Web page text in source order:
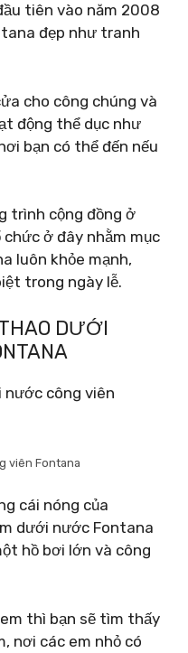
tiên vào năm 2008
đẹp như tranh
cho công chúng và
động thể dục như
bạn có thể đến nếu
trình cộng đồng ở
ở đây nhằm mục
luôn khỏe mạnh,
trong ngày lễ.
DƯỚI
viên Fontana
cái nóng của
dưới nước Fontana
hồ bơi lớn và công
thì bạn sẽ tìm thấy
nơi các em nhỏ có